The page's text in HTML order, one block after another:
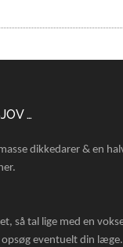
…
dikkedarer & en
så tal lige med en
eventuelt din